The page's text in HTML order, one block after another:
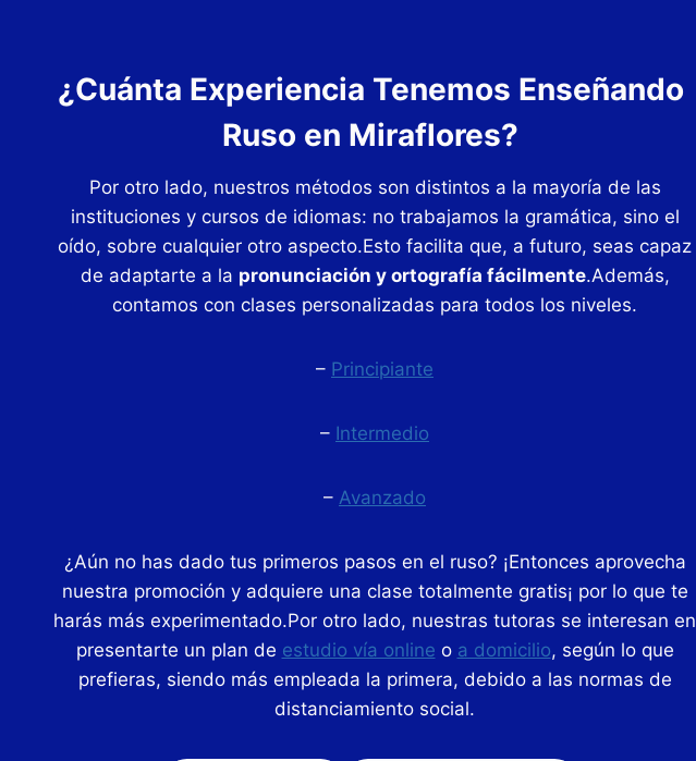
¿Cuánta Experiencia Tenemos Enseñando
Ruso en Miraflores?
Por otro lado, nuestros métodos son distintos a la mayoría de las
instituciones y cursos de idiomas: no trabajamos la gramática, sino el
oído, sobre cualquier otro aspecto.Esto facilita que, a futuro, seas capaz
de adaptarte a la pronunciación y ortografía fácilmente.Además,
contamos con clases personalizadas para todos los niveles.
– Principiante
– Intermedio
– Avanzado
¿Aún no has dado tus primeros pasos en el ruso? ¡Entonces aprovecha
nuestra promoción y adquiere una clase totalmente gratis¡ por lo que te
harás más experimentado.Por otro lado, nuestras tutoras se interesan en
presentarte un plan de estudio vía online o a domicilio, según lo que
prefieras, siendo más empleada la primera, debido a las normas de
distanciamiento social.